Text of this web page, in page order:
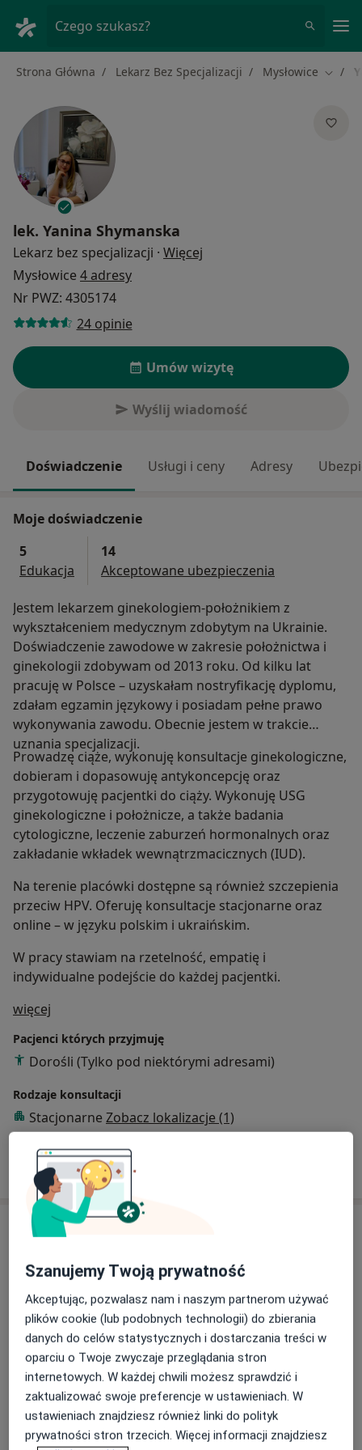
Czego szukasz?
Strona Główna Lekarz Bez Specjalizacji Mysłowice Zmień
lek. Yanina Shymanska
Lekarz bez specjalizacji · Więcej
Mysłowice 4 adresy
Nr PWZ: 4305174
24 opinie
Umów wizytę
Wyślij wiadomość
Doświadczenie Usługi i ceny Adresy
Moje doświadczenie
5
Edukacja
14
Akceptowane ubezpieczenia
Jestem lekarzem ginekologiem-położnikiem z
wykształceniem medycznym zdobytym na Ukrainie.
Doświadczenie zawodowe w zakresie położnictwa i
ginekologii zdobywam od 2013 roku. Od kilku lat
pracuję w Polsce – uzyskałam nostryfikację dyplomu,
zdałam egzamin językowy i posiadam pełne prawo
wykonywania zawodu. Obecnie jestem w trakcie
uznania specjalizacji.
Prowadzę ciąże, wykonuję konsultacje ginekologiczne,
dobieram i dopasowuję antykoncepcję oraz
przygotowuję pacjentki do ciąży. Wykonuję USG
ginekologiczne i położnicze, a także badania
cytologiczne, leczenie zaburzeń hormonalnych oraz
zakładanie wkładek wewnątrzmacicznych (IUD).
Na terenie placówki dostępne są również szczepienia
przeciw HPV. Oferuję konsultacje stacjonarne oraz
online – w języku polskim i ukraińskim.
W pracy stawiam na rzetelność, empatię i
indywidualne podejście do każdej pacjentki.
więcej
Pacjenci których przyjmuję
Dorośli (Tylko pod niektórymi adresami)
Rodzaje konsultacji
Stacjonarne Zobacz lokalizacje (1)
Usługi i ceny
kwasem hialuronowym
1 600 zł Szczegóły
Prowadzenie ciąży + USG
300 zł Szczegóły Umów wizytę
Założenie wkładki
wewnątrzmacicznej niehormonalnej
850 zł Szczegóły
Umów wizytę
Szanujemy Twoją prywatność
Akceptując, pozwalasz nam i naszym partnerom używać
plików cookie (lub podobnych technologii) do zbierania
danych do celów statystycznych i dostarczania treści w
oparciu o Twoje zwyczaje przeglądania stron
internetowych. W każdej chwili możesz sprawdzić i
zaktualizować swoje preferencje w ustawieniach. W
ustawieniach znajdziesz również linki do polityk
prywatności stron trzecich. Więcej informacji znajdziesz